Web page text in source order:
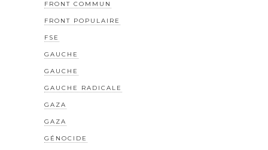
FRONT COMMUN
FRONT POPULAIRE
FSE
GAUCHE
GAUCHE
GAUCHE RADICALE
GAZA
GAZA
GÉNOCIDE